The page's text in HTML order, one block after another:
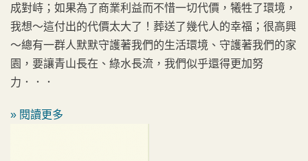
成對峙；如果為了商業利益而不惜一切代價，犧牲了環境，
我想～這付出的代價太大了！葬送了幾代人的幸福；很高興
～總有一群人默默守護著我們的生活環境、守護著我們的家
園，要讓青山長在、綠水長流，我們似乎還得更加努
力．．．
» 閱讀更多